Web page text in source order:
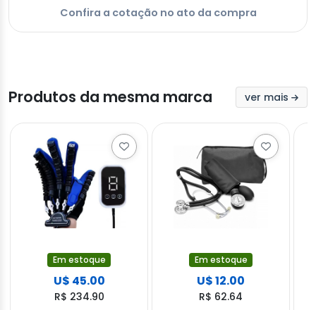
Confira a cotação no ato da compra
Produtos da mesma marca ver mais
Em estoque
U$ 45.00
R$ 234.90
Em estoque
U$ 12.00
R$ 62.64